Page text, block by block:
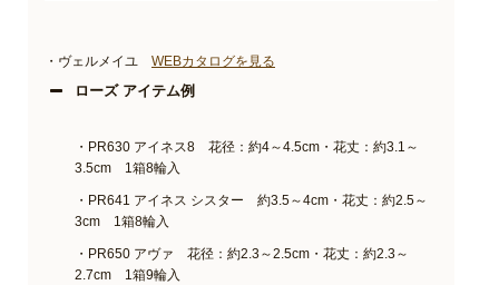
・ヴェルメイユ WEBカタログを見る
ローズ アイテム例
・PR630 アイネス8 花径：約4～4.5cm・花丈：約3.1～
3.5cm 1箱8輪入
・PR641 アイネス シスター 約3.5～4cm・花丈：約2.5～
3cm 1箱8輪入
・PR650 アヴァ 花径：約2.3～2.5cm・花丈：約2.3～
2.7cm 1箱9輪入